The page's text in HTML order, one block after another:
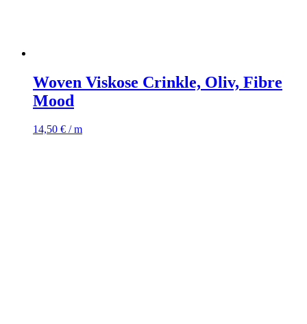
Woven Viskose Crinkle, Oliv, Fibre
Mood
14,50 € / m